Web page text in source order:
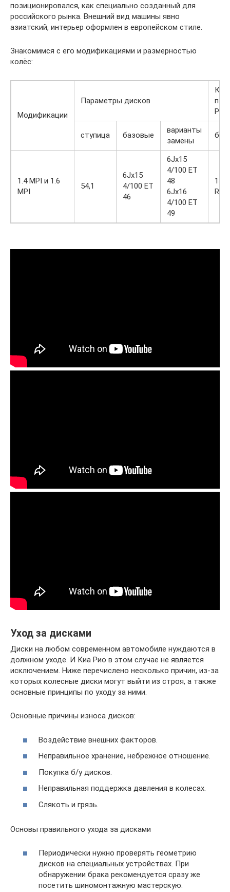
позиционировался, как специально созданный для
российского рынка. Внешний вид машины явно
азиатский, интерьер оформлен в европейском стиле.
Знакомимся с его модификациями и размерностью
колёс:
Модификации
Параметры дисков
Рио
ступица базовые
варианты
замены
1.4 MPI и 1.6
MPI
54,1
6Jx15
4/100 ET
46
6Jx15
4/100 ET
48
6Jx16
4/100 ET
49
R15
Уход за дисками
Диски на любом современном автомобиле нуждаются в
должном уходе. И Киа Рио в этом случае не является
исключением. Ниже перечислено несколько причин, из-за
которых колесные диски могут выйти из строя, а также
основные принципы по уходу за ними.
Основные причины износа дисков:
Воздействие внешних факторов.
Неправильное хранение, небрежное отношение.
Покупка б/у дисков.
Неправильная поддержка давления в колесах.
Слякоть и грязь.
Основы правильного ухода за дисками
Периодически нужно проверять геометрию
дисков на специальных устройствах. При
обнаружении брака рекомендуется сразу же
посетить шиномонтажную мастерскую.